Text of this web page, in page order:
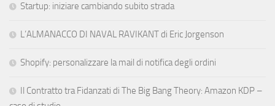
Startup: iniziare cambiando subito strada
L’ALMANACCO DI NAVAL RAVIKANT di Eric Jorgenson
Shopify: personalizzare la mail di notifica degli ordini
Il Contratto tra Fidanzati di The Big Bang Theory: Amazon KDP –